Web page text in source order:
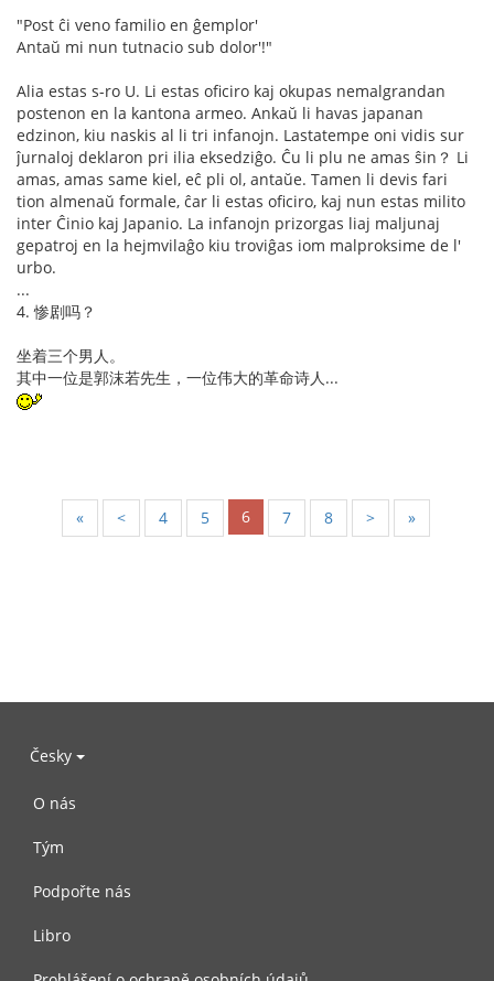
"Post ĉi veno familio en ĝemplor'
Antaŭ mi nun tutnacio sub dolor'!"
Alia estas s-ro U. Li estas oficiro kaj okupas nemalgrandan
postenon en la kantona armeo. Ankaŭ li havas japanan
edzinon, kiu naskis al li tri infanojn. Lastatempe oni vidis sur
ĵurnaloj deklaron pri ilia eksedziĝo. Ĉu li plu ne amas ŝin？ Li
amas, amas same kiel, eĉ pli ol, antaŭe. Tamen li devis fari
tion almenaŭ formale, ĉar li estas oficiro, kaj nun estas milito
inter Ĉinio kaj Japanio. La infanojn prizorgas liaj maljunaj
gepatroj en la hejmvilaĝo kiu troviĝas iom malproksime de l'
urbo.
...
4. 惨剧吗？
坐着三个男人。
其中一位是郭沫若先生，一位伟大的革命诗人...
« < 4 5 6 7 8 > »
Česky
O nás
Tým
Podpořte nás
Libro